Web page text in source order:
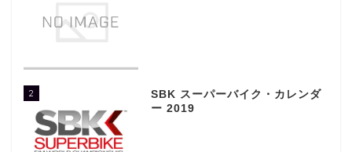
2
SBK スーパーバイク・カレンダ
ー 2019